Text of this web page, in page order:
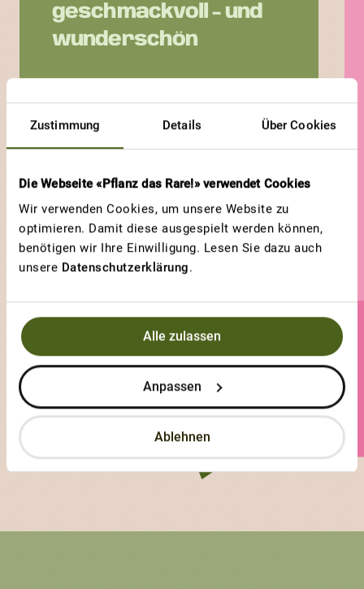
Zustimmung Details Über Cookies
Die Webseite «Pflanz das Rare!» verwendet Cookies
Wir verwenden Cookies, um unsere Website zu
optimieren. Damit diese ausgespielt werden können,
benötigen wir Ihre Einwilligung. Lesen Sie dazu auch
unsere Datenschutzerklärung.
Alle zulassen
Anpassen
Ablehnen
geschmackvoll - und
wunderschön
MelanieS
2 Votes